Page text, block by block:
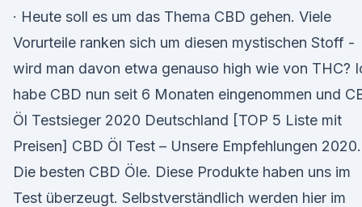
· Heute soll es um das Thema CBD gehen. Viele
Vorurteile ranken sich um diesen mystischen Stoff -
wird man davon etwa genauso high wie von THC?
habe CBD nun seit 6 Monaten eingenommen und
Öl Testsieger 2020 Deutschland [TOP 5 Liste mit
Preisen] CBD Öl Test – Unsere Empfehlungen 2020.
Die besten CBD Öle. Diese Produkte haben uns im
Test überzeugt. Selbstverständlich werden hier im